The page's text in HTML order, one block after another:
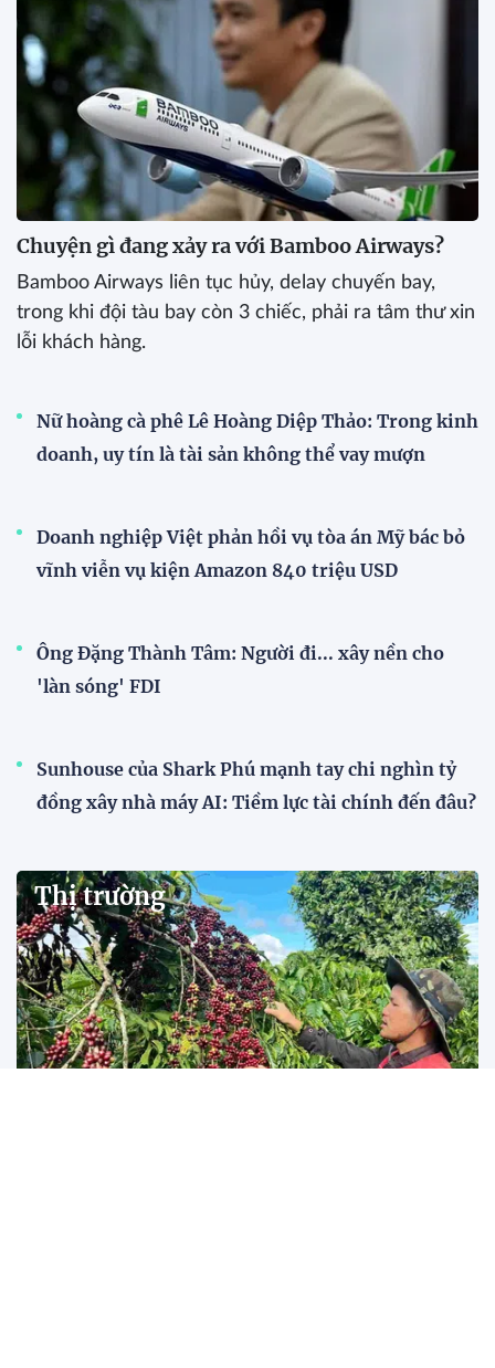
Chuyện gì đang xảy ra với Bamboo Airways?
Bamboo Airways liên tục hủy, delay chuyến bay,
trong khi đội tàu bay còn 3 chiếc, phải ra tâm thư xin
lỗi khách hàng.
Nữ hoàng cà phê Lê Hoàng Diệp Thảo: Trong kinh
doanh, uy tín là tài sản không thể vay mượn
Doanh nghiệp Việt phản hồi vụ tòa án Mỹ bác bỏ
vĩnh viễn vụ kiện Amazon 840 triệu USD
Ông Đặng Thành Tâm: Người đi... xây nền cho
'làn sóng' FDI
Sunhouse của Shark Phú mạnh tay chi nghìn tỷ
đồng xây nhà máy AI: Tiềm lực tài chính đến đâu?
Thị trường